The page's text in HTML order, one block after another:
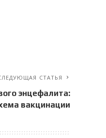
СТАТЬЯ
энцефалита:
вакцинации